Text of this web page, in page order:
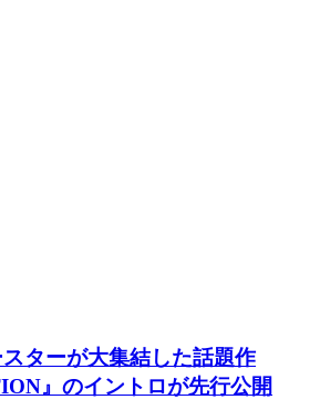
ターが大集結した話題作
』のイントロが先行公開